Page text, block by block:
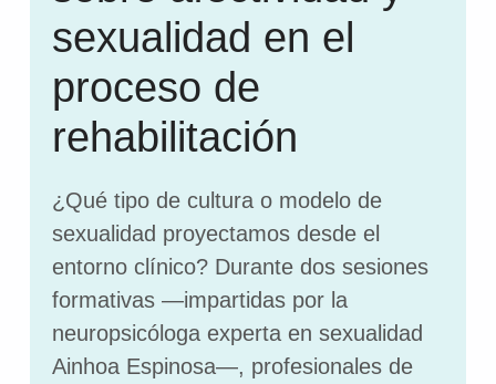
sexualidad en el
proceso de
rehabilitación
¿Qué tipo de cultura o modelo de
sexualidad proyectamos desde el
entorno clínico? Durante dos sesiones
formativas —impartidas por la
neuropsicóloga experta en sexualidad
Ainhoa Espinosa—, profesionales de